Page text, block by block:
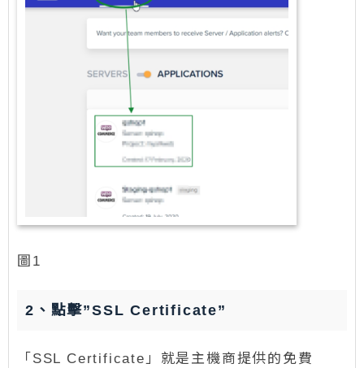
圖1
2、點擊”SSL Certificate”
「SSL Certificate」就是主機商提供的免費